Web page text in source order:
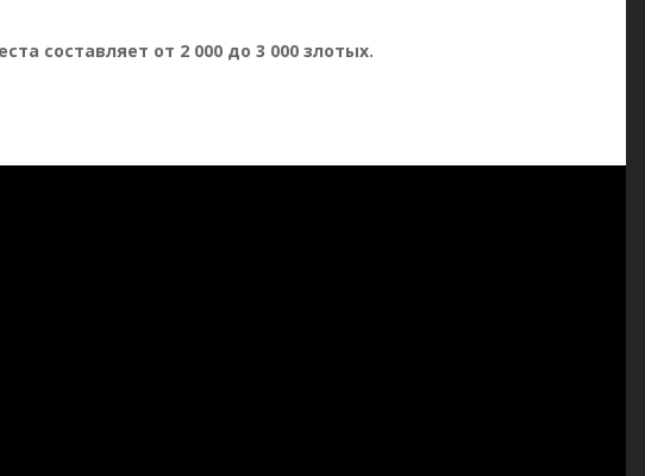
составляет от 2 000 до 3 000 злотых.